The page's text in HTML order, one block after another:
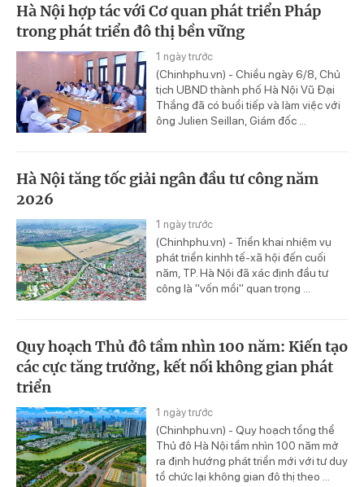
Hà Nội hợp tác với Cơ quan phát triển Pháp
trong phát triển đô thị bền vững
1 ngày trước
(Chinhphu.vn) - Chiều ngày 6/8, Chủ
tịch UBND thành phố Hà Nội Vũ Đại
Thắng đã có buổi tiếp và làm việc với
ông Julien Seillan, Giám đốc ...
Hà Nội tăng tốc giải ngân đầu tư công năm
2026
1 ngày trước
(Chinhphu.vn) - Triển khai nhiệm vụ
phát triển kinhh tế-xã hội đến cuối
năm, TP. Hà Nội đã xác định đầu tư
công là "vốn mồi" quan trọng ...
Quy hoạch Thủ đô tầm nhìn 100 năm: Kiến tạo
các cực tăng trưởng, kết nối không gian phát
triển
1 ngày trước
(Chinhphu.vn) - Quy hoạch tổng thể
Thủ đô Hà Nội tầm nhìn 100 năm mở
ra định hướng phát triển mới với tư duy
tổ chức lại không gian đô thị theo ...